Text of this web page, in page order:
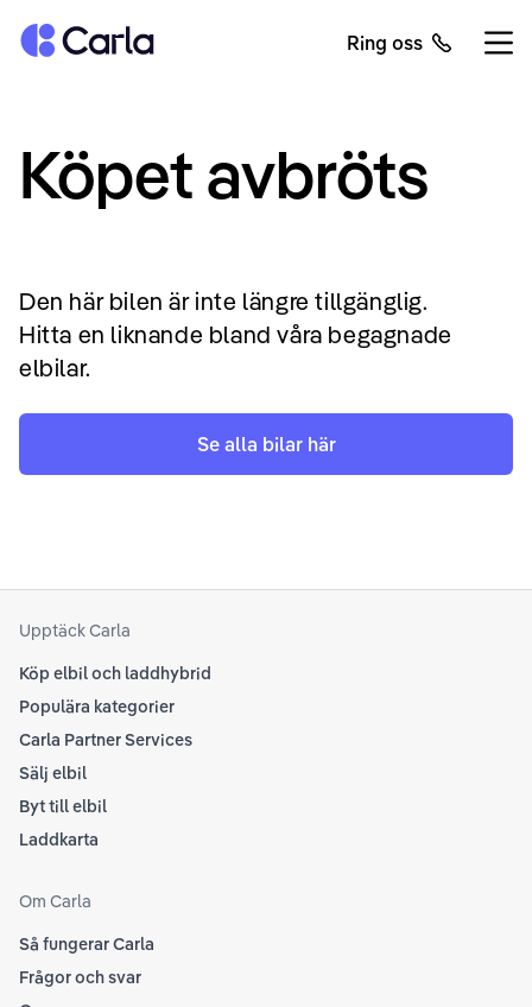
Tillbaka till startsidan Ring oss
Köpet avbröts
Den här bilen är inte längre tillgänglig.
Hitta en liknande bland våra begagnade
elbilar.
Se alla bilar här
Upptäck Carla
Köp elbil och laddhybrid
Populära kategorier
Carla Partner Services
Sälj elbil
Byt till elbil
Laddkarta
Om Carla
Så fungerar Carla
Frågor och svar